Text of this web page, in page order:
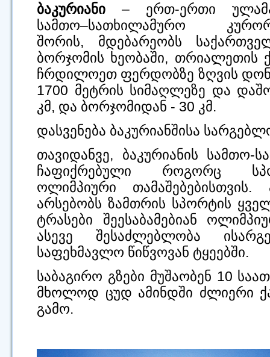
ბაკურიანი – ერთ-ერთი
სამთო–სათხილამურო
შორის, მდებარეობს
ბორჯომის ხეობაში, თრიალეთის
ჩრდილოეთ ფერდობზე ზღვის
1700 მეტრის სიმაღლეზე და
კმ, და ბორჯომიდან - 30 კმ.
დასვენება ბაკურიანშისა
თავიდანვე, ბაკურიანის
ჩაფიქრებული როგორც
ოლიმპიური
არსებობს ზამთრის სპორტის
ტრასები შეესაბამებიან
ასევე შესაძლებლობა
საფეხმავლო წიწვოვან ტყეებში.
საბაგირო გზები მუშაობენ 10
მხოლოდ ცუდ ამინდში ძლიერი
გამო.